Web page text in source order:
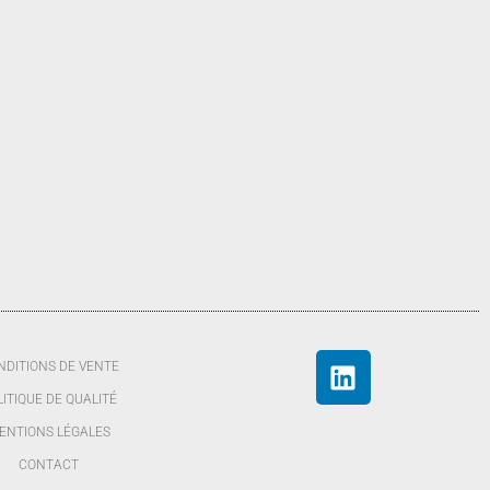
DE VENTE
DE QUALITÉ
LÉGALES
CONTACT